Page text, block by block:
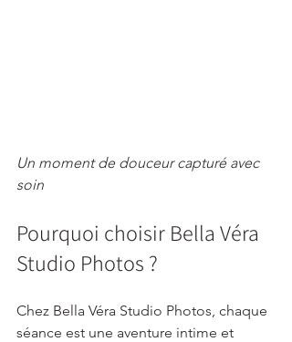
Un moment de douceur capturé avec
soin
Pourquoi choisir Bella Véra
Studio Photos ?
Chez Bella Véra Studio Photos, chaque
séance est une aventure intime et